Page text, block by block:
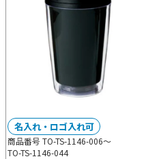
商品番号 TO-TS-1146-006～
TO-TS-1146-044
名入れ・ロゴ入れ可